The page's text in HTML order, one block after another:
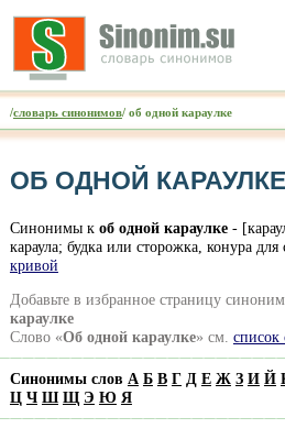
/словарь синонимов/ об одной караулке
ОБ ОДНОЙ КАРАУЛКЕ
Синонимы к об одной караулке-
караула; будка или сторожка, конура
кривой
Добавьте в избранное страницу
караулке
Слово «Об одной караулке» см. список
Синонимы слов А Б В Г Д Е Ж З И Й
Ц Ч Ш Щ Э Ю Я